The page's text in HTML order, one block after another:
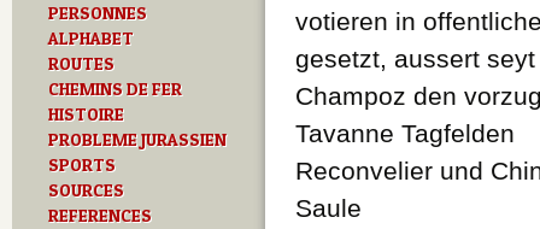
PERSONNES
ALPHABET
ROUTES
CHEMINS DE FER
HISTOIRE
PROBLEME JURASSIEN
SPORTS
SOURCES
REFERENCES
votieren in
gesetzt, aussert
Champoz den
Tavanne Tagfelden
Reconvelier und
Saule